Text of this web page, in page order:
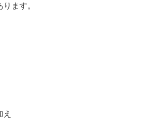
ます。